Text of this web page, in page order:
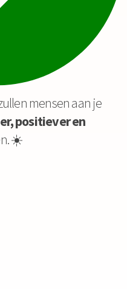
mensen aan je
positiever en
☀️